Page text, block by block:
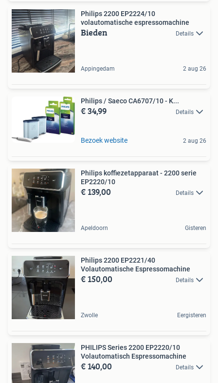
Philips 2200 EP2224/10
volautomatische espressomachine
Bieden Details
Appingedam 2 aug 26
Philips / Saeco CA6707/10 - K...
€ 34,99 Details
Bezoek website 2 aug 26
Philips koffiezetapparaat - 2200 serie
EP2220/10
€ 139,00 Details
Apeldoorn Gisteren
Philips 2200 EP2221/40
Volautomatische Espressomachine
€ 150,00 Details
Zwolle Eergisteren
PHILIPS Series 2200 EP2220/10
Volautomatisch Espressomachine
€ 140,00 Details